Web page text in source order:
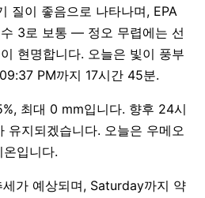
질이 좋음으로 나타나며, EPA
3로 보통 — 정오 무렵에는 선
현명합니다. 오늘은 빛이 풍부
PM까지 17시간 45분.
최대 0 mm입니다. 향후 24시
유지되겠습니다. 오늘은 우메오
입니다.
가 예상되며, Saturday까지 약